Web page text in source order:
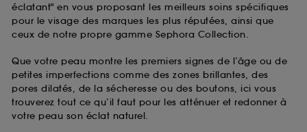
éclatant" en vous proposant les meilleurs soins spécifiques
pour le visage des marques les plus réputées, ainsi que
ceux de notre propre gamme Sephora Collection.
Que votre peau montre les premiers signes de l’âge ou de
petites imperfections comme des zones brillantes, des
pores dilatés, de la sécheresse ou des boutons, ici vous
trouverez tout ce qu’il faut pour les atténuer et redonner à
votre peau son éclat naturel.